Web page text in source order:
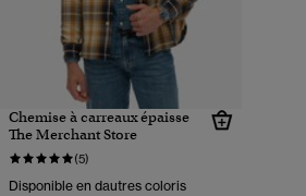
Chemise à carreaux épaisse
The Merchant Store
(5)
Disponible en dautres coloris